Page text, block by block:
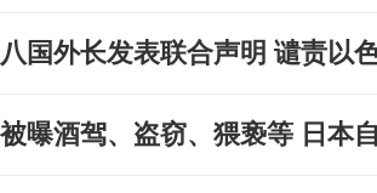
八国外长发表联合声明 谴责以
被曝酒驾、盗窃、猥亵等 日本